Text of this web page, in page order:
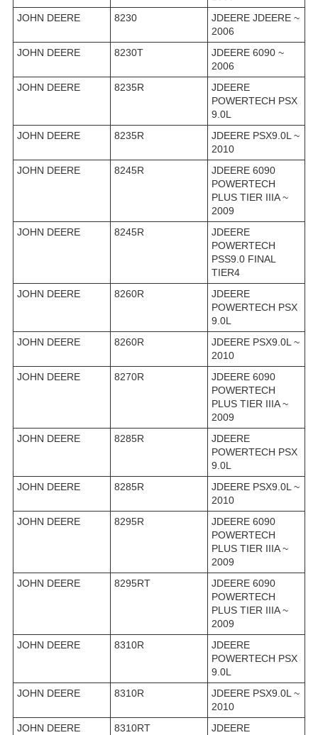
JOHN DEERE
8230
JDEERE JDEERE ~
2006
JOHN DEERE
8230T
JDEERE 6090 ~
2006
JOHN DEERE
8235R
JDEERE
POWERTECH PSX
9.0L
JOHN DEERE
8235R
JDEERE PSX9.0L ~
2010
JOHN DEERE
8245R
JDEERE 6090
POWERTECH
PLUS TIER IIIA ~
2009
JOHN DEERE
8245R
JDEERE
POWERTECH
PSS9.0 FINAL
TIER4
JOHN DEERE
8260R
JDEERE
POWERTECH PSX
9.0L
JOHN DEERE
8260R
JDEERE PSX9.0L ~
2010
JOHN DEERE
8270R
JDEERE 6090
POWERTECH
PLUS TIER IIIA ~
2009
JOHN DEERE
8285R
JDEERE
POWERTECH PSX
9.0L
JOHN DEERE
8285R
JDEERE PSX9.0L ~
2010
JOHN DEERE
8295R
JDEERE 6090
POWERTECH
PLUS TIER IIIA ~
2009
JOHN DEERE
8295RT
JDEERE 6090
POWERTECH
PLUS TIER IIIA ~
2009
JOHN DEERE
8310R
JDEERE
POWERTECH PSX
9.0L
JOHN DEERE
8310R
JDEERE PSX9.0L ~
2010
JOHN DEERE
8310RT
JDEERE